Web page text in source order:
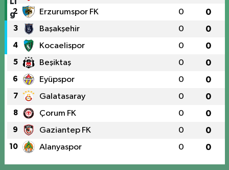
2 Erzurumspor FK 0 0
3 Başakşehir 0 0
4 Kocaelispor 0 0
5 Beşiktaş 0 0
6 Eyüpspor 0 0
7 Galatasaray 0 0
8 Çorum FK 0 0
9 Gaziantep FK 0 0
10 Alanyaspor 0 0